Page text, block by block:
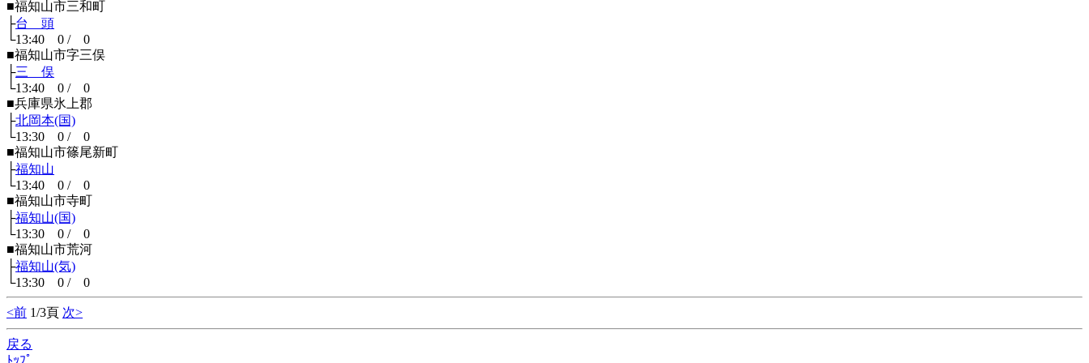
■福知山市三和町
├台 頭
└13:40 0 / 0
■福知山市字三俣
├三 俣
└13:40 0 / 0
■兵庫県氷上郡
├北岡本(国)
└13:30 0 / 0
■福知山市篠尾新町
├福知山
└13:40 0 / 0
■福知山市寺町
├福知山(国)
└13:30 0 / 0
■福知山市荒河
├福知山(気)
└13:30 0 / 0
<前 1/3頁 次>
戻る
ﾄｯﾌﾟ